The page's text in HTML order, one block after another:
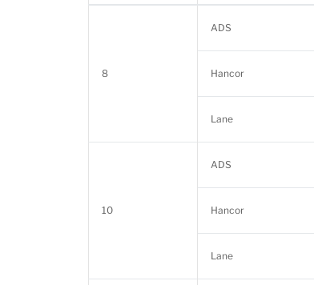
8
ADS
Hancor
Lane
10
ADS
Hancor
Lane